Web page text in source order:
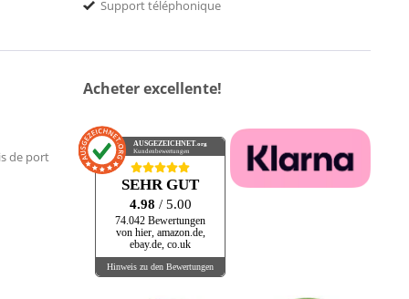
Support téléphonique
de port
Acheter excellente!
AUSGEZEICHNET .org
Kundenbewertungen
SEHR GUT
4.98 / 5.00
74.042 Bewertungen
von hier, amazon.de,
ebay.de, co.uk
Hinweis zu den Bewertungen